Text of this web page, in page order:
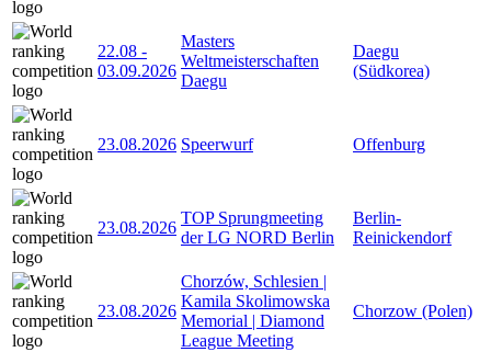
22.08 -
03.09.2026
Masters
Weltmeisterschaften
Daegu
Daegu
(Südkorea)
23.08.2026 Speerwurf Offenburg
23.08.2026
TOP Sprungmeeting
der LG NORD Berlin
Berlin-
Reinickendorf
23.08.2026
Chorzów, Schlesien |
Kamila Skolimowska
Memorial | Diamond
League Meeting
Chorzow (Polen)